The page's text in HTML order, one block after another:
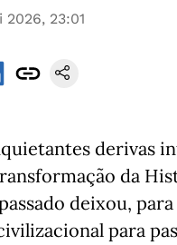
2026, 23:01
derivas
da
deixou,
para